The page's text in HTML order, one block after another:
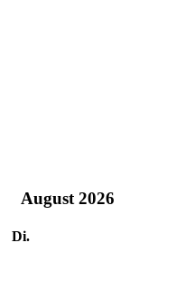
August 2026
Di.